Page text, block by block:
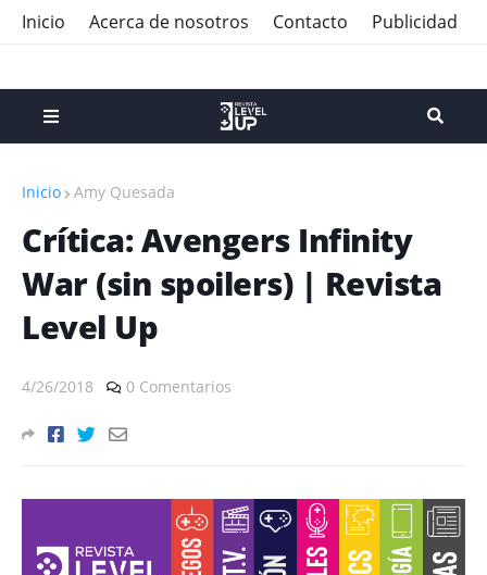
Inicio Acerca de nosotros Contacto Publicidad
Inicio Amy Quesada
Crítica: Avengers Infinity
War (sin spoilers) | Revista
Level Up
4/26/2018 0 Comentarios